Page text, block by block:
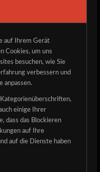
auf Ihrem Gerät
Cookies, um uns
besuchen, wie Sie
verbessern und
anpassen.
einige Ihrer
dass das Blockieren
auf Ihre
auf die Dienste haben
Bütcher, Deathrite,